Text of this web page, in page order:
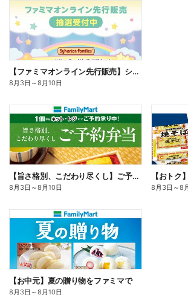
【ファミマオンライン先行販売】シルバニアファミリー
8月3日 ～8月10日
【旨さ格別、こだわり尽くし】ご予約弁当
8月3日 ～8月10日 8月3日 ～8
【お中元】夏の贈り物をファミマで
8月3日 ～8月10日